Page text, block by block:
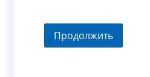
Продолжить